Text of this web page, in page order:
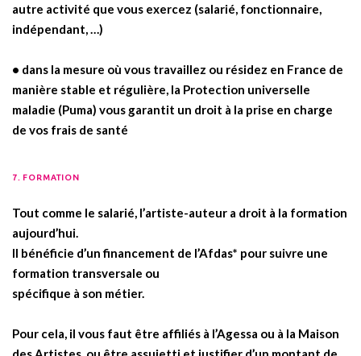
autre activité que vous exercez (salarié, fonctionnaire,
indépendant, …)
• dans la mesure où vous travaillez ou résidez en France de
manière stable et régulière, la Protection universelle
maladie (Puma) vous garantit un droit à la prise en charge
de vos frais de santé
7. FORMATION
Tout comme le salarié, l’artiste-auteur a droit à la formation
aujourd’hui.
Il bénéficie d’un financement de l’Afdas* pour suivre une
formation transversale ou
spécifique à son métier.
Pour cela, il vous faut être affiliés à l’Agessa ou à la Maison